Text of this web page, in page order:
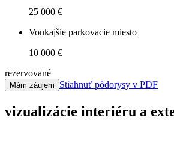
25 000 €
Vonkajšie parkovacie miesto
10 000 €
rezervované
Mám záujem Stiahnuť pôdorysy v PDF
vizualizácie interiéru a